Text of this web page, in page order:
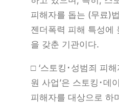
피해자를 돕는 (무료)
젠더폭력 피해 특성에
을 갖춘 기관이다.
□ ‘스토킹･성범죄 피
원 사업’은 스토킹･데
피해자를 대상으로 하